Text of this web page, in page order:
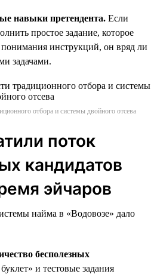
навыки претендента. Если
простое задание, которое
понимания инструкций, он вряд ли
задачами.
отбора и системы двойного отсева
поток
кандидатов
эйчаров
найма в «Водовозе» дало
бесполезных
и тестовые задания